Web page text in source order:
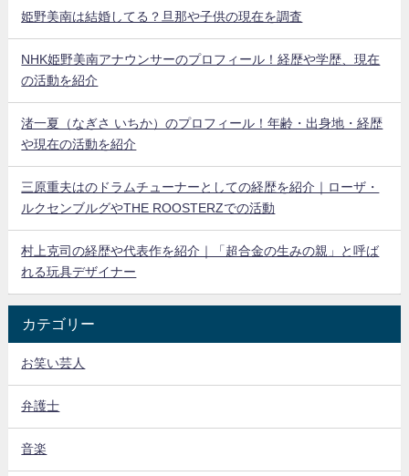
姫野美南は結婚してる？旦那や子供の現在を調査
NHK姫野美南アナウンサーのプロフィール！経歴や学歴、現在
の活動を紹介
渚一夏（なぎさ いちか）のプロフィール！年齢・出身地・経歴
や現在の活動を紹介
三原重夫はのドラムチューナーとしての経歴を紹介｜ローザ・
ルクセンブルグやTHE ROOSTERZでの活動
村上克司の経歴や代表作を紹介｜「超合金の生みの親」と呼ば
れる玩具デザイナー
カテゴリー
お笑い芸人
弁護士
音楽